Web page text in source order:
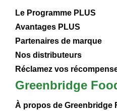
Le Programme PLUS
Avantages PLUS
Partenaires de marque
Nos distributeurs
Réclamez vos
Greenbridge
À propos de Greenbridge